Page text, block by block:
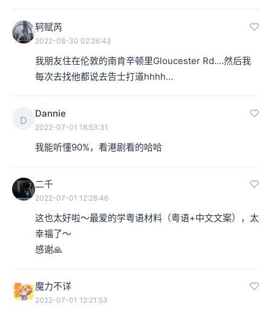
轲赋芮
2022-08-30 02:26:43
我朋友住在伦敦的南肯辛顿里Gloucester Rd.…然后我
每次去找他都说去告士打道hhhh…
D
Dannie
2022-07-01 18:53:31
我能听懂90%，看港剧看的哈哈
二千
2022-07-01 12:28:46
这也太好啦～最爱的学粤语材料（粤语+中文文案），太
幸福了～
感谢🙏
魔力不详
2022-07-01 12:21:53